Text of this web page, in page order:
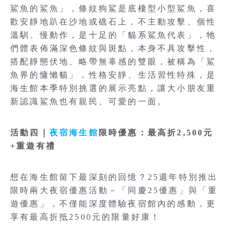
鯊魚的鯊魚」，條紋狗鯊是底棲型小型鯊魚，喜
歡安靜地趴在沙地或礁石上，不主動攻擊、個性
溫馴、慢動作，是十足的「貓系鯊魚代表」，牠
們體表佈滿深色條紋與斑點，本身不具攻擊性，
搭配靜態伏地、略帶無辜感的雙眼，被稱為「鯊
魚界的慵懶貓」，性格安靜、生活習性特殊，是
海生館本季特別挑選的展示亮點，讓大小朋友重
新認識鯊魚也有親民、可愛的一面。
活動四｜ 夜宿海生館 限時優惠：最高折2,500元
+重遊有禮
想在海生館留下最深刻的回憶？25週年特別推出
限時兩大夜宿優惠活動－「同慶25優惠」與「重
遊優惠」，不僅能深度體驗夜宿館內的感動，更
享有最高折抵2500元的限量好康！